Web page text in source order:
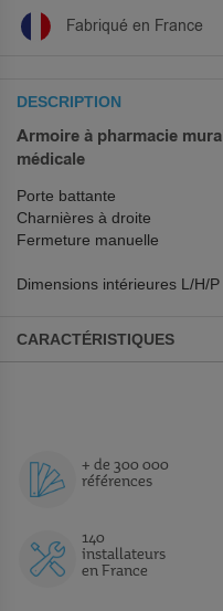
Fabriqué en France
DESCRIPTION
Armoire à pharmacie
médicale
Porte battante
Charnières à droite
Fermeture manuelle
Dimensions intérieures L/H/
CARACTÉRISTIQUES
+ de 300 000
références
140
installateurs
en France